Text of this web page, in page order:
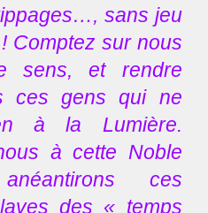
sans jeu
Comptez sur nous
sens, et rendre
ces gens qui ne
à la Lumière.
à cette Noble
ces
des « temps